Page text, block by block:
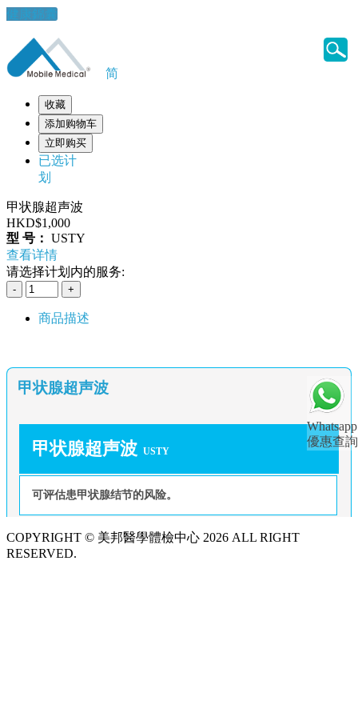
健康錦囊
Whatsapp
優惠查詢
简
收藏
添加购物车
立即购买
已选计
划
甲状腺超声波
HKD$1,000
型 号： USTY
查看详情
请选择计划内的服务:
商品描述
甲状腺超声波
甲状腺超声波 USTY
可评估患甲状腺结节的风险。
COPYRIGHT © 美邦醫學體檢中心 2026 ALL RIGHT
RESERVED.